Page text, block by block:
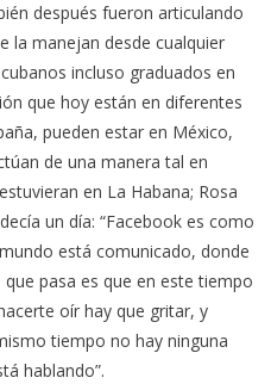
después fueron articulando
la manejan desde cualquier
incluso graduados en
que hoy están en diferentes
pueden estar en México,
de una manera tal en
en La Habana; Rosa
un día: “Facebook es como
está comunicado, donde
pasa es que en este tiempo
oír hay que gritar, y
tiempo no hay ninguna
hablando”.